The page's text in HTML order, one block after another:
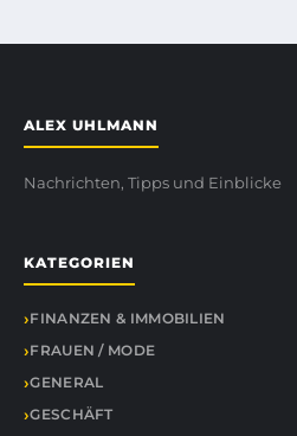
ALEX UHLMANN
Nachrichten, Tipps und Einblicke
KATEGORIEN
FINANZEN & IMMOBILIEN
FRAUEN / MODE
GENERAL
GESCHÄFT